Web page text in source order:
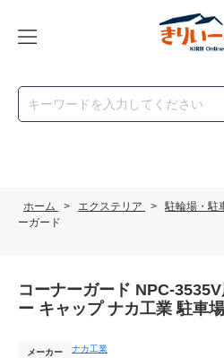
ホーム > エクステリア > 駐輪場・駐
ーガード
コーナーガード NPC-
ー キャップ ナカ工業 駐車
メーカー ナカ工業